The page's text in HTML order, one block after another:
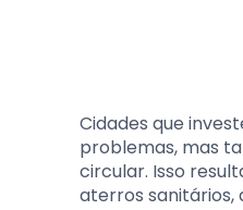
Cidades que
problemas, mas
circular. Isso
aterros sanitários,